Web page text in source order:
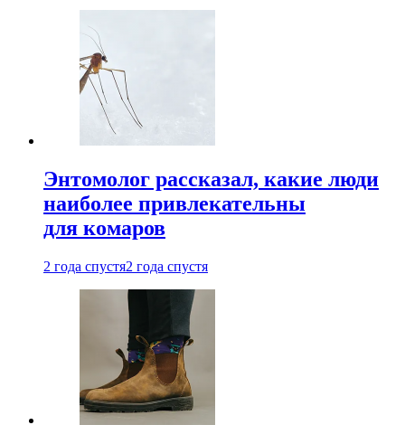
Энтомолог рассказал, какие люди
наиболее привлекательны
для комаров
2 года спустя2 года спустя